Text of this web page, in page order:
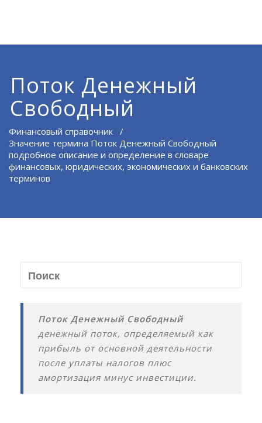
Поток Денежный
Свободный
Финансовый справочник /
Значение термина Поток Денежный Свободный
подробное описание и определение в словаре
финансовых, юридических, экономических и банковских
терминов
Поток Денежный Свободный
денежный поток, определяемый как
прибыль от основной деятельности
после уплаты налогов плюс
амортизация минус инвестиции.